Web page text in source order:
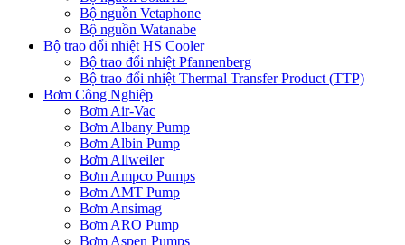
Bộ nguồn Vetaphone
Bộ nguồn Watanabe
Bộ trao đổi nhiệt HS Cooler
Bộ trao đổi nhiệt Pfannenberg
Bộ trao đổi nhiệt Thermal Transfer Product (TTP)
Bơm Công Nghiệp
Bơm Air-Vac
Bơm Albany Pump
Bơm Albin Pump
Bơm Allweiler
Bơm Ampco Pumps
Bơm AMT Pump
Bơm Ansimag
Bơm ARO Pump
Bơm Aspen Pumps